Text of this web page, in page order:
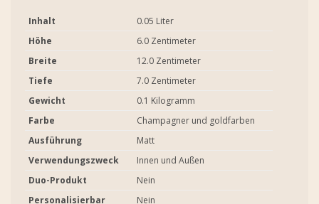
Inhalt
0.05 Liter
Höhe
6.0 Zentimeter
Breite
12.0 Zentimeter
Tiefe
7.0 Zentimeter
Gewicht
0.1 Kilogramm
Farbe
Champagner und goldfarben
Ausführung
Matt
Verwendungszweck
Innen und Außen
Duo-Produkt
Nein
Personalisierbar
Nein